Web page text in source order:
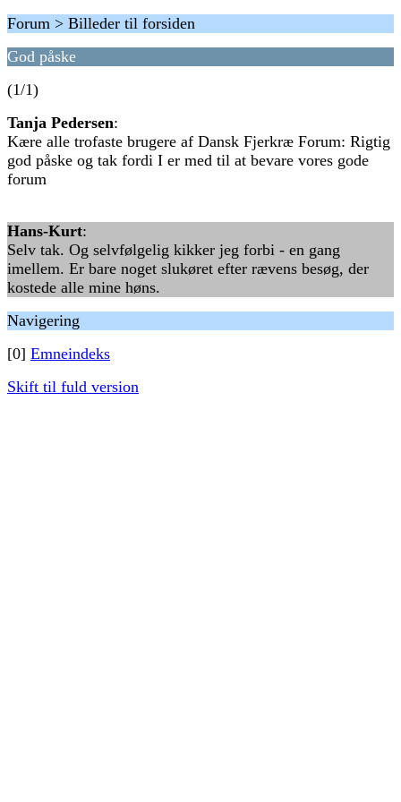
Forum > Billeder til forsiden
God påske
(1/1)
Tanja Pedersen:
Kære alle trofaste brugere af Dansk Fjerkræ Forum: Rigtig
god påske og tak fordi I er med til at bevare vores gode
forum
Hans-Kurt:
Selv tak. Og selvfølgelig kikker jeg forbi - en gang
imellem. Er bare noget slukøret efter rævens besøg, der
kostede alle mine høns.
Navigering
[0] Emneindeks
Skift til fuld version